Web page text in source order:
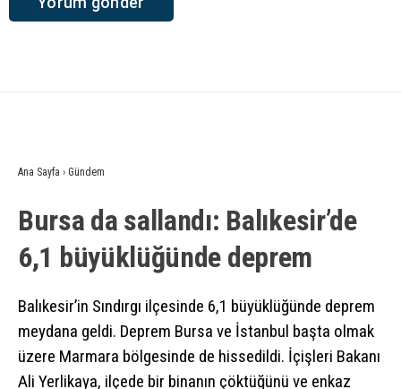
Ana Sayfa › Gündem
Bursa da sallandı: Balıkesir’de
6,1 büyüklüğünde deprem
Balıkesir’in Sındırgı ilçesinde 6,1 büyüklüğünde deprem
meydana geldi. Deprem Bursa ve İstanbul başta olmak
üzere Marmara bölgesinde de hissedildi. İçişleri Bakanı
Ali Yerlikaya, ilçede bir binanın çöktüğünü ve enkaz